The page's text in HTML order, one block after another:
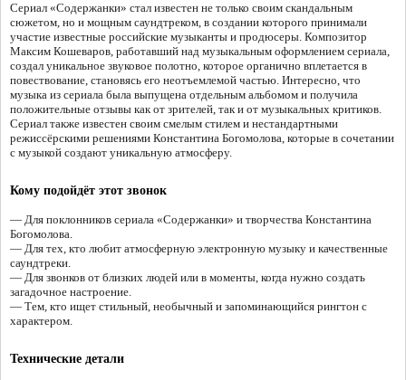
Сериал «Содержанки» стал известен не только своим скандальным
сюжетом, но и мощным саундтреком, в создании которого принимали
участие известные российские музыканты и продюсеры. Композитор
Максим Кошеваров, работавший над музыкальным оформлением сериала,
создал уникальное звуковое полотно, которое органично вплетается в
повествование, становясь его неотъемлемой частью. Интересно, что
музыка из сериала была выпущена отдельным альбомом и получила
положительные отзывы как от зрителей, так и от музыкальных критиков.
Сериал также известен своим смелым стилем и нестандартными
режиссёрскими решениями Константина Богомолова, которые в сочетании
с музыкой создают уникальную атмосферу.
Кому подойдёт этот звонок
— Для поклонников сериала «Содержанки» и творчества Константина
Богомолова.
— Для тех, кто любит атмосферную электронную музыку и качественные
саундтреки.
— Для звонков от близких людей или в моменты, когда нужно создать
загадочное настроение.
— Тем, кто ищет стильный, необычный и запоминающийся рингтон с
характером.
Технические детали